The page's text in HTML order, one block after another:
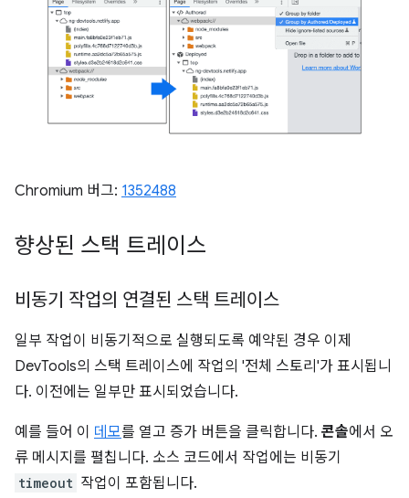
Chromium 버그: 1352488
향상된 스택 트레이스
비동기 작업의 연결된 스택 트레이스
일부 작업이 비동기적으로 실행되도록 예약된 경우 이제
DevTools의 스택 트레이스에 작업의 '전체 스토리'가 표시됩니
다. 이전에는 일부만 표시되었습니다.
예를 들어 이 데모를 열고 증가 버튼을 클릭합니다. 콘솔에서 오
류 메시지를 펼칩니다. 소스 코드에서 작업에는 비동기
timeout 작업이 포함됩니다.